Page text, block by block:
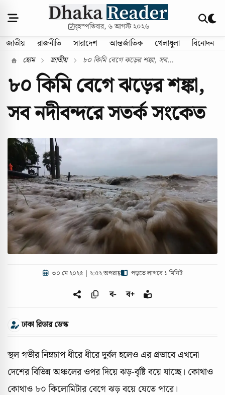
বৃহস্পতিবার, ৬ আগস্ট ২০২৬
জাতীয় রাজনীতি সারাদেশ আন্তর্জাতিক খেলাধুলা বিনোদন
হোম জাতীয় ৮০ কিমি বেগে ঝড়ের শঙ্কা, সব...
৮০ কিমি বেগে ঝড়ের শঙ্কা,
সব নদীবন্দরে সতর্ক সংকেত
৩০ মে ২০২৫ | ২:৫২ অপরাহ্ণ পড়তে লাগবে ১ মিনিট
ব- ব+
ঢাকা রিডার ডেস্ক
স্থল গভীর নিম্নচাপ ধীরে ধীরে দুর্বল হলেও এর প্রভাবে এখনো
দেশের বিভিন্ন অঞ্চলের ওপর দিয়ে ঝড়-বৃষ্টি বয়ে যাচ্ছে। কোথাও
কোথাও ৮০ কিলোমিটার বেগে ঝড় বয়ে যেতে পারে।